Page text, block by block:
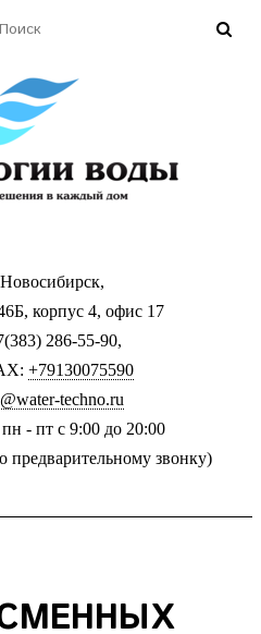
корпус 4, офис 17
286-55-90,
+79130075590
techno.ru
- пт с 9:00 до 20:00
предварительному звонку)